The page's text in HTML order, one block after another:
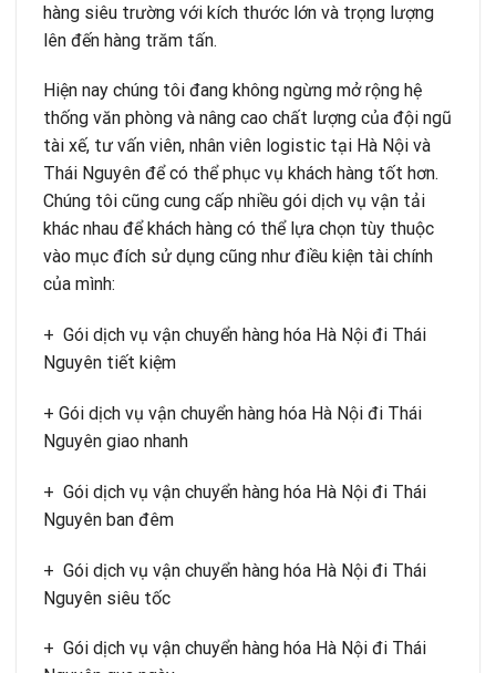
hàng siêu trường với kích thước lớn và trọng lượng
lên đến hàng trăm tấn.
Hiện nay chúng tôi đang không ngừng mở rộng hệ
thống văn phòng và nâng cao chất lượng của đội ngũ
tài xế, tư vấn viên, nhân viên logistic tại Hà Nội và
Thái Nguyên để có thể phục vụ khách hàng tốt hơn.
Chúng tôi cũng cung cấp nhiều gói dịch vụ vận tải
khác nhau để khách hàng có thể lựa chọn tùy thuộc
vào mục đích sử dụng cũng như điều kiện tài chính
của mình:
+ Gói dịch vụ vận chuyển hàng hóa Hà Nội đi Thái
Nguyên tiết kiệm
+ Gói dịch vụ vận chuyển hàng hóa Hà Nội đi Thái
Nguyên giao nhanh
+ Gói dịch vụ vận chuyển hàng hóa Hà Nội đi Thái
Nguyên ban đêm
+ Gói dịch vụ vận chuyển hàng hóa Hà Nội đi Thái
Nguyên siêu tốc
+ Gói dịch vụ vận chuyển hàng hóa Hà Nội đi Thái